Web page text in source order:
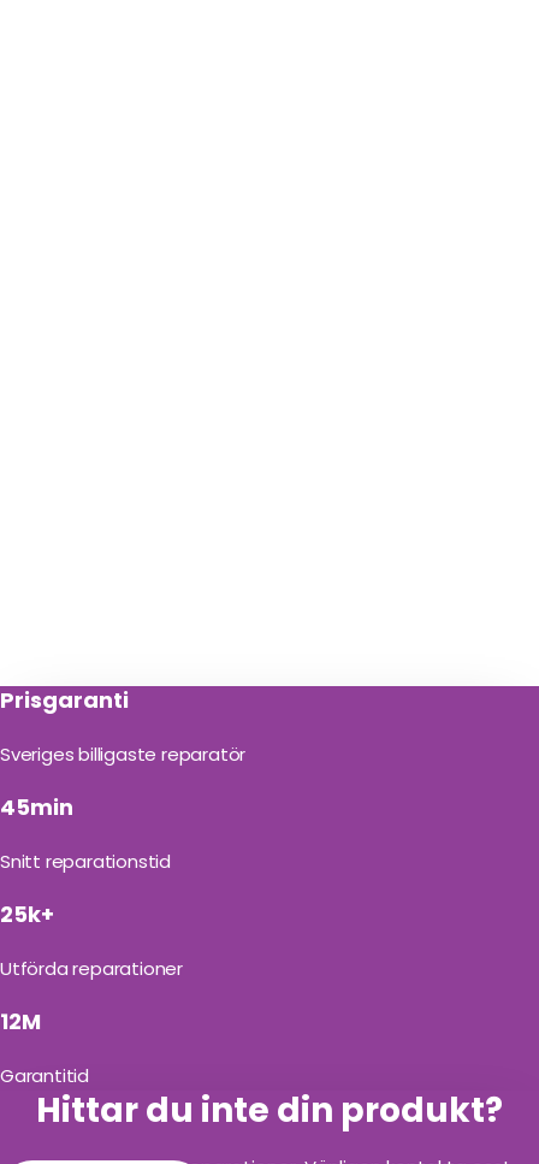
Prisgaranti
Sveriges billigaste reparatör
45min
Snitt reparationstid
25k+
Utförda reparationer
12M
Garantitid
Hittar du inte din produkt?